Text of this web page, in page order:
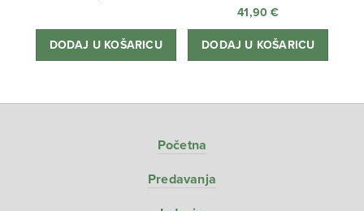
bila
je:
cijena
je:
DODAJ U KOŠARICU
41,90€
DODAJ U KOŠARICU
Početna
Predavanja